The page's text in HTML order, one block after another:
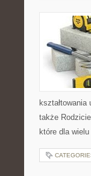
także
które dla